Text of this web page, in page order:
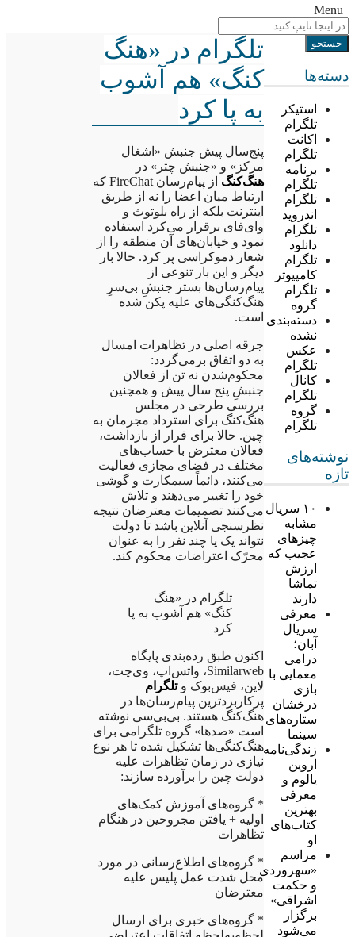
Menu
دسته‌ها
استیکر
تلگرام
اکانت
تلگرام
برنامه
تلگرام
تلگرام
اندروید
تلگرام
دانلود
تلگرام
کامپیوتر
تلگرام
گروه
دسته‌بندی
نشده
عکس
تلگرام
کانال
تلگرام
گروه
تلگرام
نوشته‌های
تازه
۱۰ سریال
مشابه
چیزهای
عجیب که
ارزش
تماشا
دارند
معرفی
سریال
آبان؛
درامی
معمایی با
بازی
درخشان
ستاره‌های
سینما
زندگی‌نامه
اروین
یالوم و
معرفی
بهترین
کتاب‌های
او
مراسم
«سهروردی
و حکمت
اشراقی»
برگزار
می‌شود
تلگرام در «هنگ
کنگ» هم آشوب
به پا کرد
پنج‌سال پیش جنبش «اشغال
مرکز» و «جنبش چتر» در
هنگ‌کنگ
از پیام‌رسان FireChat که
ارتباط میان اعضا را نه از طریق
اینترنت بلکه از راه بلوتوث و
وای‌فای برقرار می‌کرد استفاده
نمود و خیابان‌های آن منطقه را از
شعار دموکراسی پر کرد. حالا بار
دیگر و این بار تنوعی از
پیام‌رسان‌ها بستر جنبشِ بی‌سرِ
هنگ‌کنگی‌های علیه پکن شده
است.
جرقه اصلی در تظاهرات امسال
به دو اتفاق برمی‌گردد:
محکوم‌شدن نه تن از فعالان
جنبشِ پنج سال پیش و همچنین
بررسی طرحی در مجلس
هنگ‌کنگ برای استرداد مجرمان به
چین. حالا برای فرار از بازداشت،
فعالان معترض با حساب‌های
مختلف در فضای مجازی فعالیت
می‌کنند، دائماً سیمکارت و گوشی
خود را تغییر می‌دهند و تلاش
می‌کنند تصمیمات معترضان نتیجه
نظرسنجی آنلاین باشد تا دولت
نتواند یک یا چند نفر را به عنوان
محرّک اعتراضات محکوم کند.
تلگرام در «هنگ
کنگ» هم آشوب به پا
کرد
اکنون طبق رده‌بندی پایگاه
Similarweb، واتس‌اپ، وی‌چت،
لاین، فیس‌بوک و تلگرام
پرکاربردترین پیام‌رسان‌ها در
هنگ‌کنگ هستند. بی‌بی‌سی نوشته
است «صدها» گروه تلگرامی برای
هنگ‌کنگی‌ها تشکیل شده تا هر نوع
نیازی در زمان تظاهرات علیه
دولت چین را برآورده سازند:
* گروه‌های آموزش کمک‌های
اولیه + یافتن مجروحین در هنگام
تظاهرات
* گروه‌های اطلاع‌رسانی در مورد
محل شدت عمل پلیس علیه
معترضان
* گروه‌های خبری برای ارسال